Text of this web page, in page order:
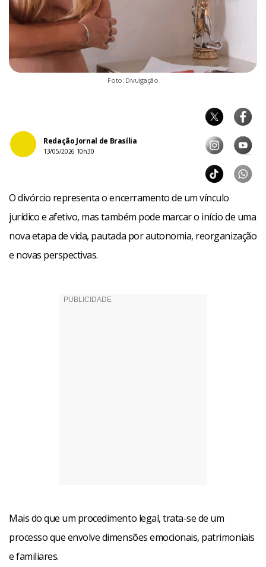
Foto: Divulgação
Redação Jornal de Brasília
13/05/2026 10h30
O divórcio representa o encerramento de um vínculo
jurídico e afetivo, mas também pode marcar o início de uma
nova etapa de vida, pautada por autonomia, reorganização
e novas perspectivas.
Mais do que um procedimento legal, trata-se de um
processo que envolve dimensões emocionais, patrimoniais
e familiares.